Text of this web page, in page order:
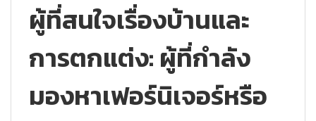
ผู้ที่สนใจเรื่องบ้านและ
การตกแต่ง: ผู้ที่กำลัง
มองหาเฟอร์นิเจอร์หรือ